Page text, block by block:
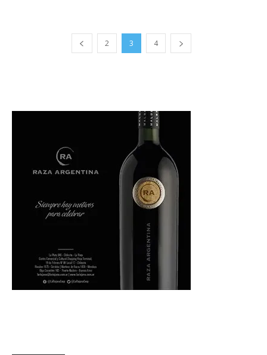
2 3 4